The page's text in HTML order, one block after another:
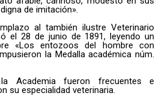
de imitación».
al también ilustre Veterinario
el 28 de junio de 1891, leyendo un
«Los entozoos del hombre con
la Medalla académica núm.
Academia fueron frecuentes e
su especialidad veterinaria.